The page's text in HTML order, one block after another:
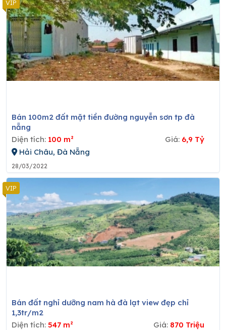
Bán 100m2 đất mặt tiền đường nguyễn sơn tp đà
nẵng
Diện tích: 100 m² Giá: 6,9 Tỷ
Hải Châu, Đà Nẵng
28/03/2022
Bán đất nghỉ dưỡng nam hà đà lạt view đẹp chỉ
1,3tr/m2
Diện tích: 547 m² Giá: 870 Triệu